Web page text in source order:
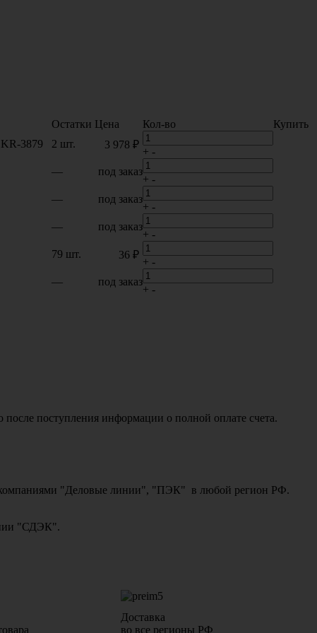
Остатки Цена Кол-во
Купить
3879 2 шт. 3 978 ₽
+ -
— под заказ
+ -
— под заказ
+ -
— под заказ
+ -
79 шт. 36 ₽
+ -
— под заказ
+ -
после поступления информации о полной оплате счета.
компаниями "Деловые линии", "ПЭК" в любой регион РФ.
"СДЭК".
Доставка
во все регионы РФ